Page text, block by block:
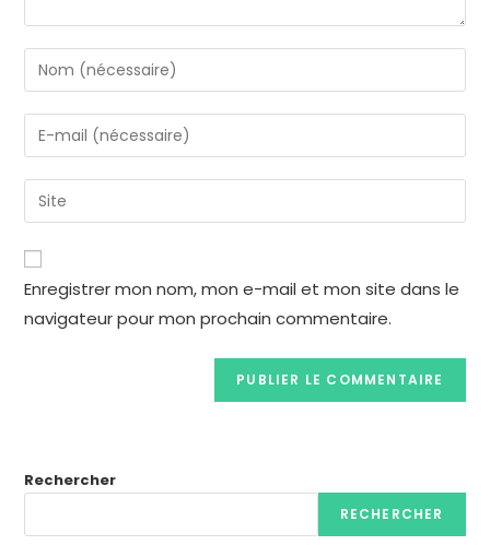
Enregistrer mon nom, mon e-mail et mon site dans le
navigateur pour mon prochain commentaire.
Rechercher
RECHERCHER